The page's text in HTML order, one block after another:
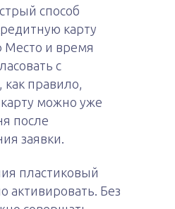
способ
карту
Место и время
с
правило,
можно уже
после
заявки.
пластиковый
активировать. Без